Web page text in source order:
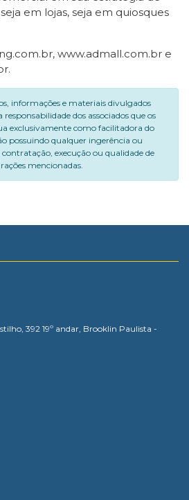
em lojas, seja em quiosques
www.admall.com.br e
informações e materiais divulgados
responsabilidade dos associados que os
exclusivamente como facilitadora do
possuindo qualquer ingerência ou
execução ou qualidade de
mencionadas.
392 19º andar, Brooklin Paulista -